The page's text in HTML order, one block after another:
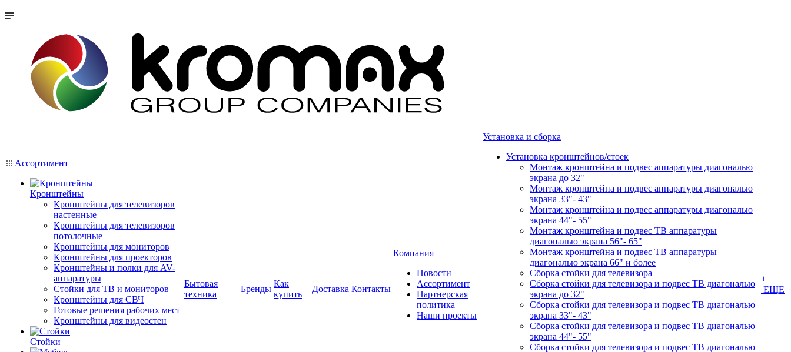
Ассортимент
Кронштейны
Кронштейны для телевизоров
настенные
Кронштейны для телевизоров
потолочные
Кронштейны для мониторов
Кронштейны для проекторов
Кронштейны и полки для AV-
аппаратуры
Стойки для ТВ и мониторов
Кронштейны для СВЧ
Готовые решения рабочих мест
Кронштейны для видеостен
Стойки
Бытовая
техника
Бренды
Как
купить
Доставка Контакты
Компания
Новости
Ассортимент
Партнерская
политика
Наши проекты
Установка и сборка
Установка кронштейнов/стоек
Монтаж кронштейна и подвес аппаратуры диагональю
экрана до 32"
Монтаж кронштейна и подвес аппаратуры диагональю
экрана 33"- 43"
Монтаж кронштейна и подвес аппаратуры диагональю
экрана 44"- 55"
Монтаж кронштейна и подвес ТВ аппаратуры
диагональю экрана 56"- 65"
Монтаж кронштейна и подвес ТВ аппаратуры
диагональю экрана 66" и более
Сборка стойки для телевизора
Сборка стойки для телевизора и подвес ТВ диагональю
экрана до 32"
Сборка стойки для телевизора и подвес ТВ диагональю
экрана 33"- 43"
Сборка стойки для телевизора и подвес ТВ диагональю
экрана 44"- 55"
Сборка стойки для телевизора и подвес ТВ диагональю
+
ЕЩЕ